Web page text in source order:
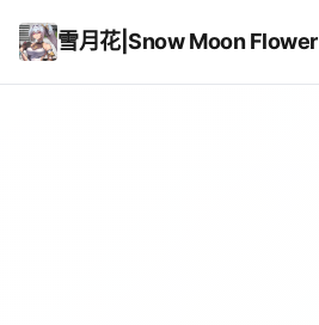
雪月花|Snow Moon Flower